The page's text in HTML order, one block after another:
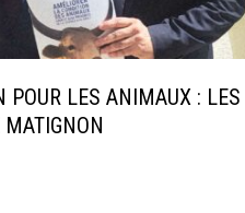
POUR LES ANIMAUX : LES